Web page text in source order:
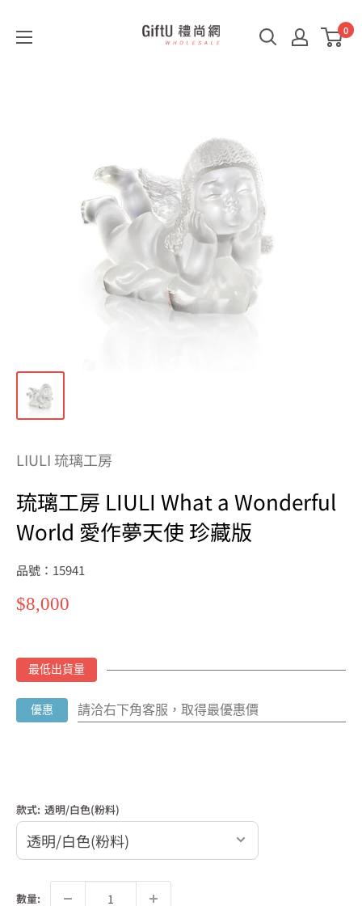
GiftU
0
LIULI 琉璃工房
琉璃工房 LIULI What a Wonderful
World 愛作夢天使 珍藏版
品號：15941
特
$8,000
最低出貨量
優惠 請洽右下角客服，取得最優惠價
款式: 透明/白色(粉料)
數量: